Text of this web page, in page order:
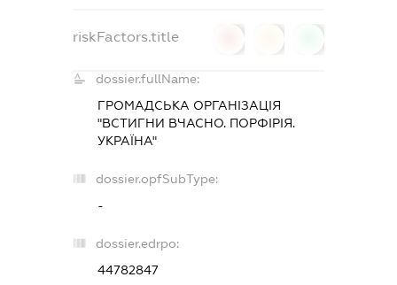
riskFactors.title
dossier.fullName:
ГРОМАДСЬКА ОРГАНІЗАЦІЯ
"ВСТИГНИ ВЧАСНО. ПОРФІРІЯ.
УКРАЇНА"
dossier.opfSubType:
-
dossier.edrpo:
44782847